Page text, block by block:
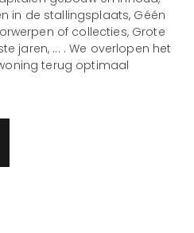
in de stallingsplaats, Géén
of collecties, Grote
jaren, ... . We overlopen het
terug optimaal